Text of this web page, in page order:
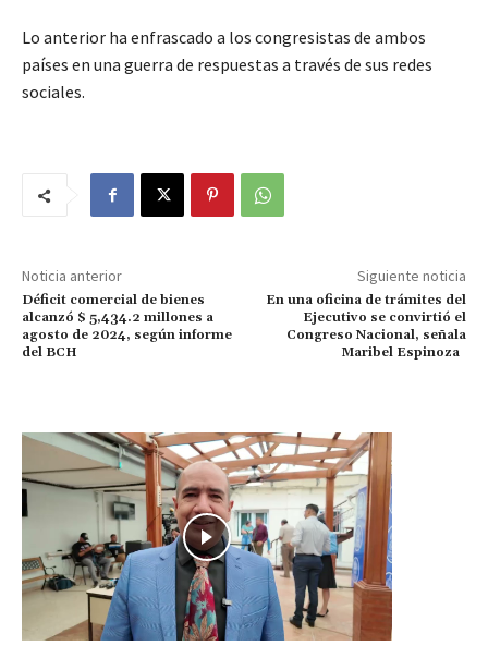
Lo anterior ha enfrascado a los congresistas de ambos
países en una guerra de respuestas a través de sus redes
sociales.
Noticia anterior
Déficit comercial de bienes
alcanzó $ 5,434.2 millones a
agosto de 2024, según informe
del BCH
Siguiente noticia
En una oficina de trámites del
Ejecutivo se convirtió el
Congreso Nacional, señala
Maribel Espinoza